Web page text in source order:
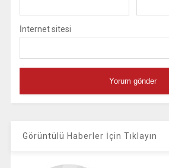
İnternet sitesi
Görüntülü Haberler İçin Tıklayın